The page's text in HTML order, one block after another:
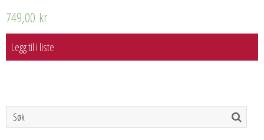
749,00 kr
Legg til i liste